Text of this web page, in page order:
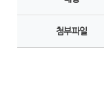
첨부파일